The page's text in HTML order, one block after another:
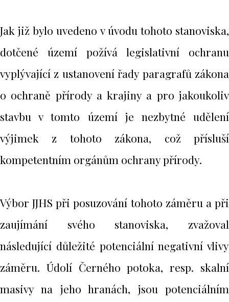
Jak již bylo uvedeno v úvodu tohoto stanoviska,
dotčené území požívá legislativní ochranu
vyplývající z ustanovení řady paragrafů zákona
o ochraně přírody a krajiny a pro jakoukoliv
stavbu v tomto území je nezbytné udělení
výjimek z tohoto zákona, což přísluší
kompetentním orgánům ochrany přírody.
Výbor JJHS při posuzování tohoto záměru a při
zaujímání svého stanoviska, zvažoval
následující důležité potenciální negativní vlivy
záměru. Údolí Černého potoka, resp. skalní
masivy na jeho hranách, jsou potenciálním